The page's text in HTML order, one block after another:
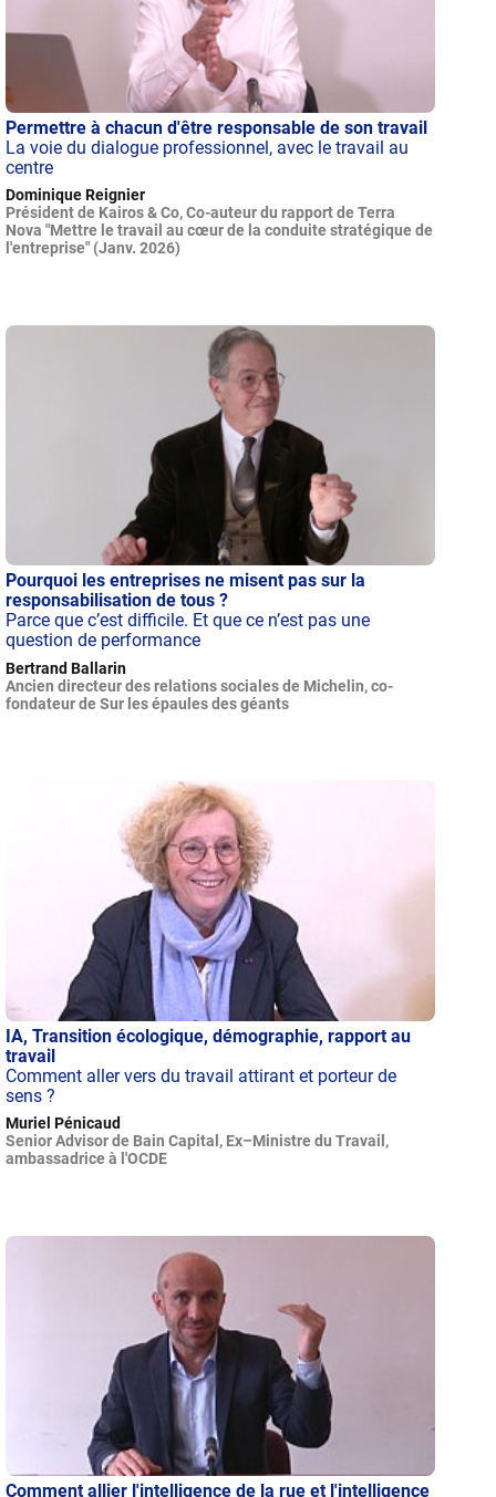
Permettre à chacun d'être responsable de son travail
La voie du dialogue professionnel, avec le travail au
centre
Dominique Reignier
Président de Kairos & Co, Co-auteur du rapport de Terra
Nova "Mettre le travail au cœur de la conduite stratégique de
l'entreprise" (Janv. 2026)
Pourquoi les entreprises ne misent pas sur la
responsabilisation de tous ?
Parce que c’est difficile. Et que ce n’est pas une
question de performance
Bertrand Ballarin
Ancien directeur des relations sociales de Michelin, co-
fondateur de Sur les épaules des géants
IA, Transition écologique, démographie, rapport au
travail
Comment aller vers du travail attirant et porteur de
sens ?
Muriel Pénicaud
Senior Advisor de Bain Capital, Ex–Ministre du Travail,
ambassadrice à l'OCDE
Comment allier l'intelligence de la rue et l'intelligence